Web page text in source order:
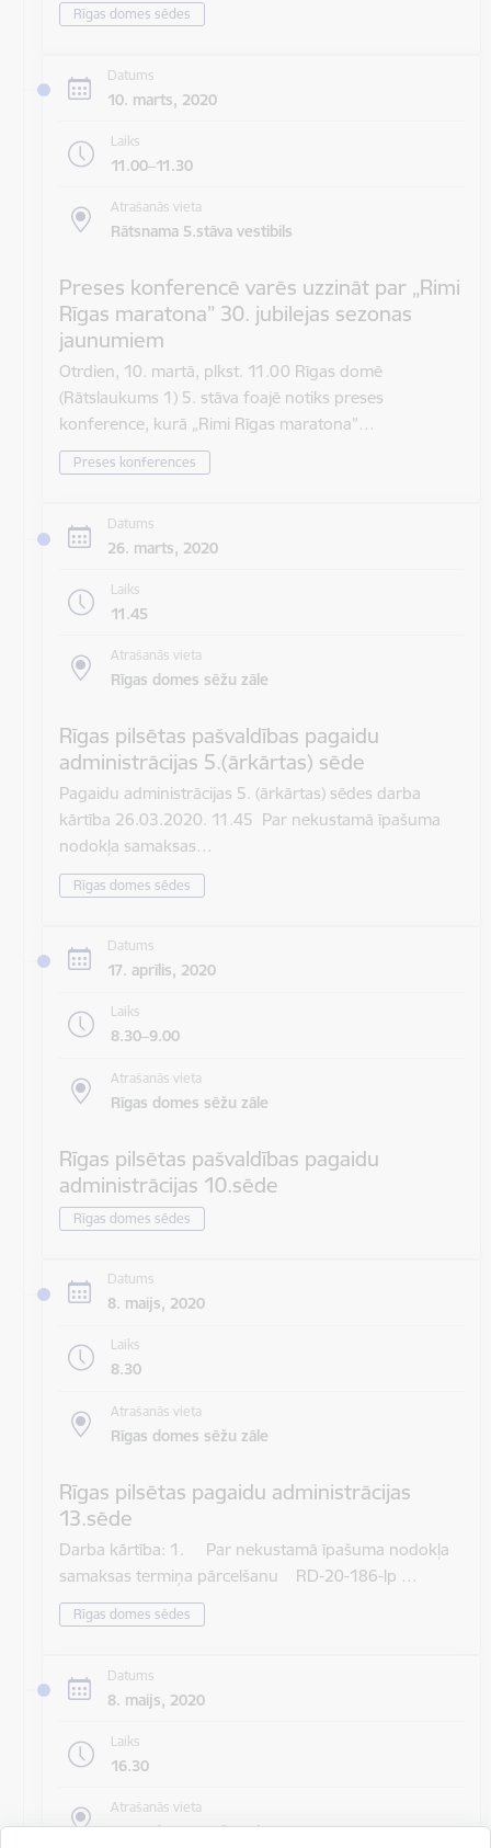
Rīgas domes sēdes
Datums
10. marts, 2020
Laiks
11.00–11.30
Atrašanās vieta
Rātsnama 5.stāva vestibils
Preses konferencē varēs uzzināt par „Rimi
Rīgas maratona” 30. jubilejas sezonas
jaunumiem
Otrdien, 10. martā, plkst. 11.00 Rīgas domē
(Rātslaukums 1) 5. stāva foajē notiks preses
konference, kurā „Rimi Rīgas maratona”…
Preses konferences
Datums
26. marts, 2020
Laiks
11.45
Atrašanās vieta
Rīgas domes sēžu zāle
Rīgas pilsētas pašvaldības pagaidu
administrācijas 5.(ārkārtas) sēde
Pagaidu administrācijas 5. (ārkārtas) sēdes darba
kārtība 26.03.2020. 11.45 Par nekustamā īpašuma
nodokļa samaksas…
Rīgas domes sēdes
Datums
17. aprīlis, 2020
Laiks
8.30–9.00
Atrašanās vieta
Rīgas domes sēžu zāle
Rīgas pilsētas pašvaldības pagaidu
administrācijas 10.sēde
Rīgas domes sēdes
Datums
8. maijs, 2020
Laiks
8.30
Atrašanās vieta
Rīgas domes sēžu zāle
Rīgas pilsētas pagaidu administrācijas
13.sēde
Darba kārtība: 1. Par nekustamā īpašuma nodokļa
samaksas termiņa pārcelšanu RD-20-186-lp …
Rīgas domes sēdes
Datums
8. maijs, 2020
Laiks
16.30
Atrašanās vieta
Rīgas domes sēžu zāle